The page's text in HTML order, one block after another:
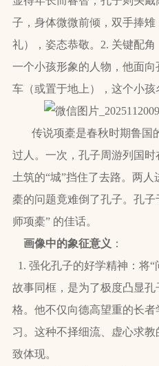
子，身体微微前倾，双手捧
礼），姿态恭敬。2. 关键配
一个小孩形象的人物，他面
车（或置于地上），这个小孩
传说项橐是春秋时期鲁国
过人。一次，孔子周游列国
土筑的“城”挡住了去路。两
橐的问题竟难倒了孔子。孔
师项橐” 的佳话。
画像中的象征意义 ：
1. 强化孔子的好学精神：将
故事同框，是为了极度凸显孔
格。他不仅向德高望重的长
习。这种不择细流、虚心求
致体现。